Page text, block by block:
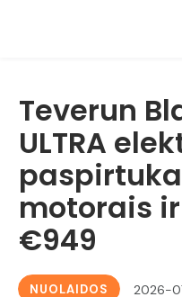
Teverun
ULTRA
motorais ir
€949
NUOLAIDOS 2026-